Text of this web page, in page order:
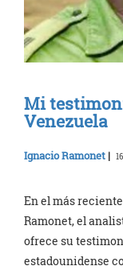
Mi
Venezuela
Ignacio Ramonet |
En el más
Ramonet, el
ofrece su
estadounidense